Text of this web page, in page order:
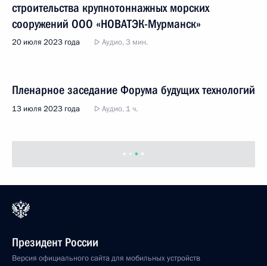
строительства крупнотоннажных морских
сооружений ООО «НОВАТЭК-Мурманск»
20 июля 2023 года Аудио, 3 мин.
Пленарное заседание Форума будущих технологий
13 июля 2023 года Аудио, 1 ч.
Президент России
Версия официального сайта для мобильных устройств